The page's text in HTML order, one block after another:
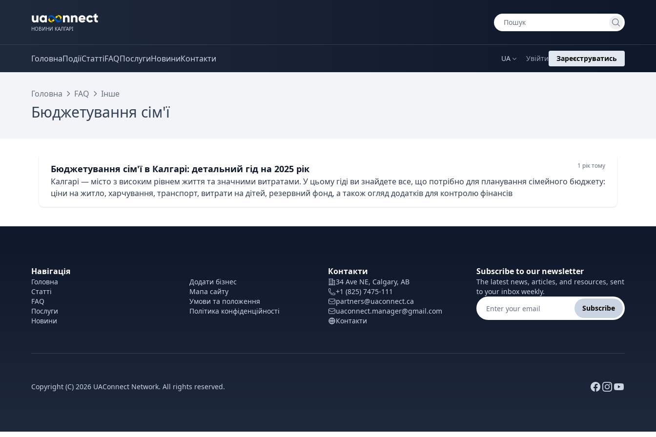
НОВИНИ КАЛГАРІ
ГоловнаПодіїСтаттіFAQПослугиНовиниКонтакти UA Увійти Зареєструватись
Головна FAQ Інше
Бюджетування сім'ї
Бюджетування сім'ї в Калгарі: детальний гід на 2025 рік 1 рік тому
Калгарі — місто з високим рівнем життя та значними витратами. У цьому гіді ви знайдете все, що потрібно для планування сімейного бюджету:
ціни на житло, харчування, транспорт, витрати на дітей, резервний фонд, а також огляд додатків для контролю фінансів
Навігація
Головна
Статті
FAQ
Послуги
Новини
Додати бізнес
Мапа сайту
Умови та положення
Політика конфіденційності
Контакти
34 Ave NE, Calgary, AB
+1 (825) 7475-111
partners@uaconnect.ca
uaconnect.manager@gmail.com
Контакти
Subscribe to our newsletter
The latest news, articles, and resources, sent
to your inbox weekly.
Subscribe
Copyright (C) 2026 UAConnect Network. All rights reserved.